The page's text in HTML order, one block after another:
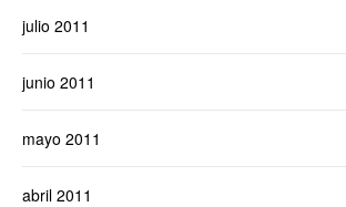
julio 2011
junio 2011
mayo 2011
abril 2011